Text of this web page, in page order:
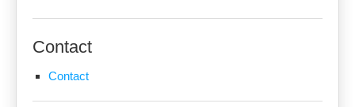
Contact
Contact